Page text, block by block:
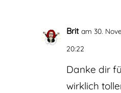
Brit am 30.
20:22
Danke dir
wirklich